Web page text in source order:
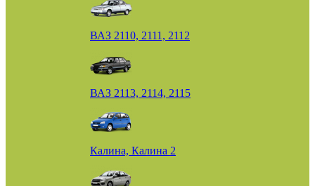
ВАЗ 2110, 2111, 2112
ВАЗ 2113, 2114, 2115
Калина, Калина 2